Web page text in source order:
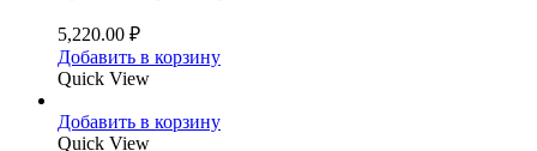
5,220.00 ₽
Добавить в корзину
Quick View
Добавить в корзину
Quick View